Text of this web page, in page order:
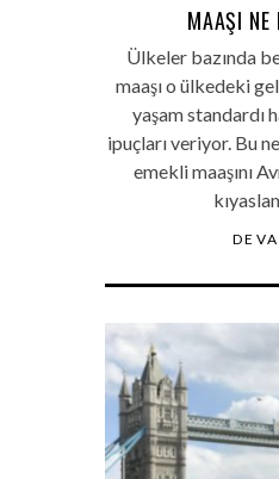
MAAŞI NE
Ülkeler bazında
maaşı o ülkedeki
yaşam standardı
ipuçları veriyor. Bu
emekli maaşını